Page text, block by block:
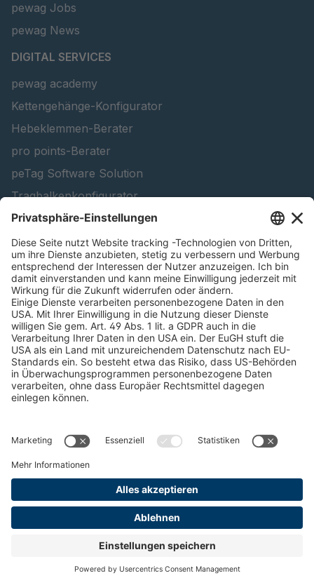
pewag Jobs
pewag News
DIGITAL SERVICES
pewag academy
Kettengehänge-Konfigurator
Hebeklemmen-Berater
pro points-Berater
peTag Software Solution
Tragbalkenkonfigurator
Schneekettenkonfigurator - Firmenkunden
Schneekettenkonfigurator - Privatkunden
Forstprodukt finden
Kataloge
RECHTLICHE INFORMATIONEN
Zertifikate
Bildnutzungsvereinbarung
AGB
Datenschutz
Impressum
© 2026 pewag International GmbH